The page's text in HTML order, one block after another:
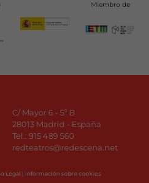
Miembro de
C/ Mayor 6 - 5º B
28013 Madrid - España
Tel.: 915 489 560
redteatros@redescena.net
Legal | Información sobre cookies